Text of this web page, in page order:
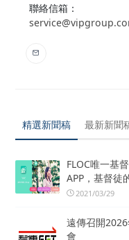
聯絡信箱：
精選新聞稿 最新新聞
FLOC唯一基
APP，基督徒
2021/03/29
遠傳召開
會